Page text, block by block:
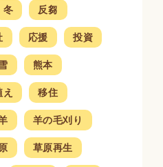
冬 反芻
応援 投資
熊本
移住
羊の毛刈り
草原再生